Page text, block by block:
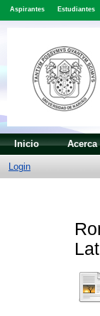
Aspirantes Estudiantes
Inicio Acerca
Login